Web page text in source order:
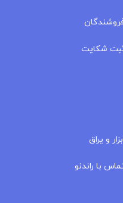
شکایت
و یراق
با راندنو